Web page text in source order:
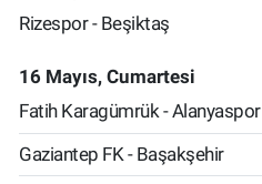
Rizespor - Beşiktaş
16 Mayıs, Cumartesi
Fatih Karagümrük - Alanyaspor
Gaziantep FK - Başakşehir